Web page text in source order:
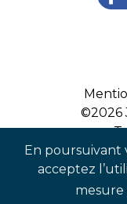
En poursuivant
acceptez
mesure
©2026